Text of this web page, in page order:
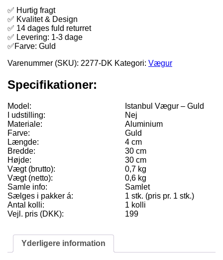
✅ Hurtig fragt
✅ Kvalitet & Design
✅ 14 dages fuld returret
✅ Levering: 1-3 dage
✅Farve: Guld
Varenummer (SKU): 2277-DK Kategori: Vægur
Specifikationer:
Model:
Istanbul Vægur – Guld
I udstilling:
Nej
Materiale:
Aluminium
Farve:
Guld
Længde:
4 cm
Bredde:
30 cm
Højde:
30 cm
Vægt (brutto):
0,7 kg
Vægt (netto):
0,6 kg
Samle info:
Samlet
Sælges i pakker á:
1 stk. (pris pr. 1 stk.)
Antal kolli:
1 kolli
Vejl. pris (DKK):
199
Yderligere information